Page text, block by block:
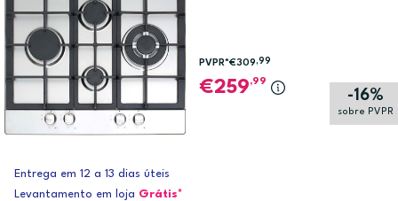
-16%
sobre PVPR
PVPR*€309,99
259,99
Entrega em 12 a 13 dias úteis
Levantamento em loja Grátis*